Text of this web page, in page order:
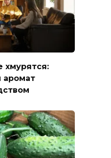
хмурятся:
аромат